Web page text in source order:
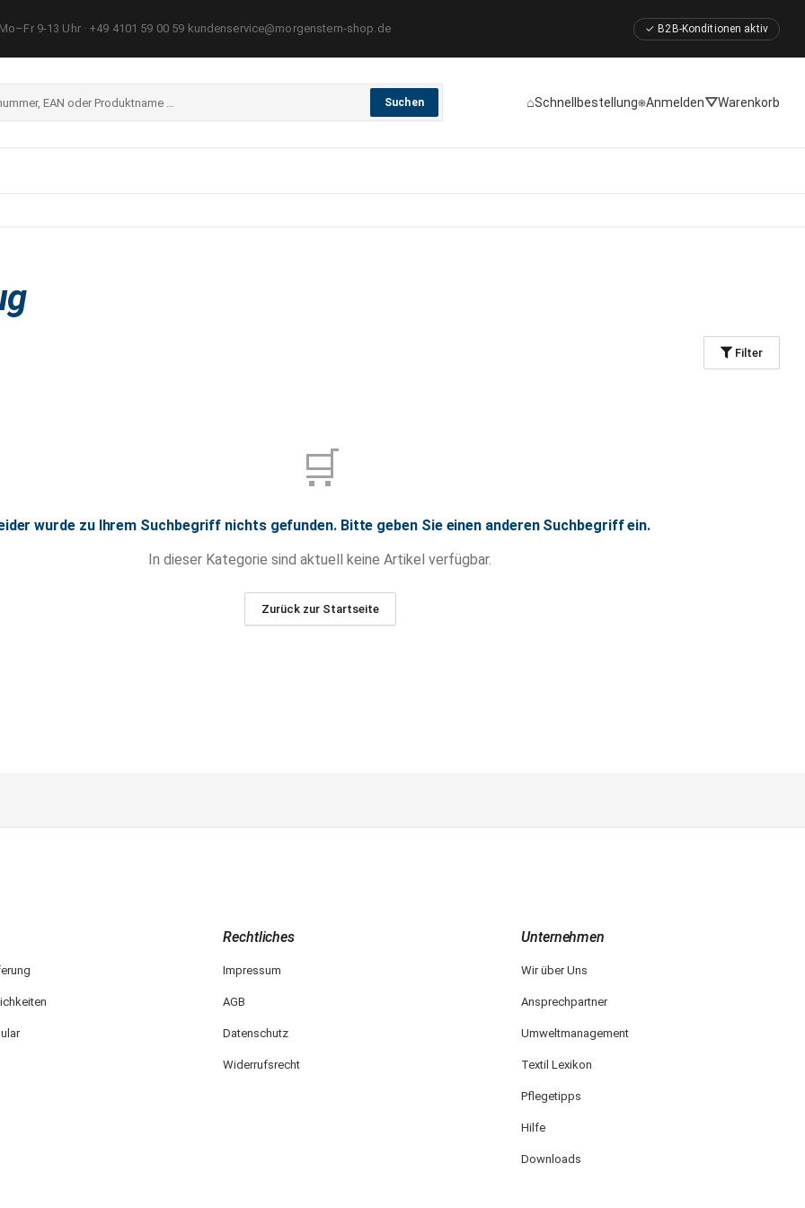
Mo–Fr 9-13 Uhr · +49 4101 59 00 59 kundenservice@morgenstern-shop.de ✓ B2B-Konditionen aktiv
Suchen ⌂Schnellbestellung⎈Anmelden⛛Warenkorb
Filter
🛒
wurde zu Ihrem Suchbegriff nichts gefunden. Bitte geben Sie einen anderen Suchbegriff ein.
In dieser Kategorie sind aktuell keine Artikel verfügbar.
Zurück zur Startseite
Rechtliches
Impressum
AGB
Datenschutz
Widerrufsrecht
Unternehmen
Wir über Uns
Ansprechpartner
Umweltmanagement
Textil Lexikon
Pflegetipps
Hilfe
Downloads